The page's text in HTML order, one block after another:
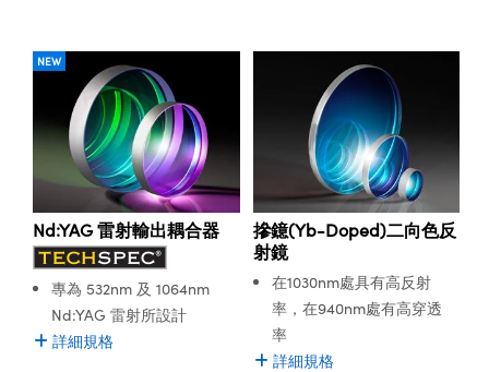
Gratings™
Components | SCHOTT 光
(UFI)
NEW
Nd:YAG 雷射輸出耦合器
專為 532nm 及 1064nm
Nd:YAG 雷射所設計
詳細規格
摻鐿(Yb-Doped)二向色反
射鏡
在1030nm處具有高反射
率，在940nm處有高穿透
率
詳細規格